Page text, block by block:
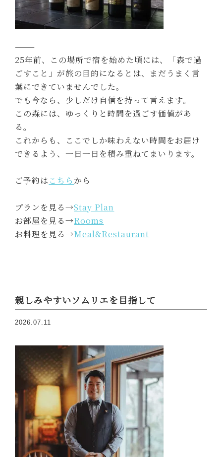
⸻
25年前、この場所で宿を始めた頃には、「森で過
ごすこと」が旅の目的になるとは、まだうまく言
葉にできていませんでした。
でも今なら、少しだけ自信を持って言えます。
この森には、ゆっくりと時間を過ごす価値があ
る。
これからも、ここでしか味わえない時間をお届け
できるよう、一日一日を積み重ねてまいります。
ご予約はこちら から
プランを見る→Stay Plan
お部屋を見る→Rooms
お料理を見る→Meal&Restaurant
親しみやすいソムリエを目指して
2026.07.11